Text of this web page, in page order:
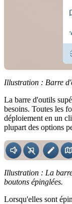
Illustration : Barre
La barre d'outils
besoins. Toutes les
déploiement en un
plupart des options
Illustration : La
boutons épinglées.
Lorsqu'elles sont